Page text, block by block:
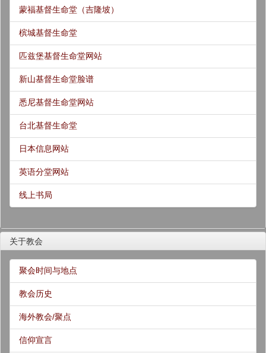
蒙福基督生命堂（吉隆坡）
槟城基督生命堂
匹兹堡基督生命堂网站
新山基督生命堂脸谱
悉尼基督生命堂网站
台北基督生命堂
日本信息网站
英语分堂网站
线上书局
关于教会
聚会时间与地点
教会历史
海外教会/聚点
信仰宣言